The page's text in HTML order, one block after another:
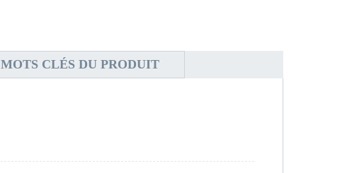
MOTS CLÉS DU PRODUIT